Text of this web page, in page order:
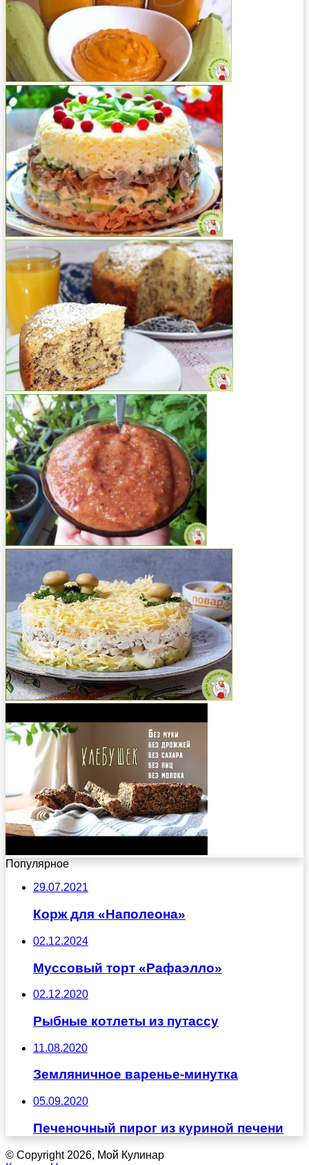
Популярное
29.07.2021
Корж для «Наполеона»
02.12.2024
Муссовый торт «Рафаэлло»
02.12.2020
Рыбные котлеты из путассу
11.08.2020
Земляничное варенье-минутка
05.09.2020
Печеночный пирог из куриной печени
© Copyright 2026, Мой Кулинар